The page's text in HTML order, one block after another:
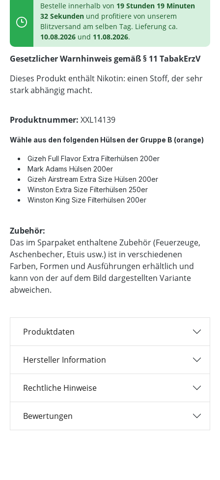
Bestelle innerhalb von 19 Stunden 19 Minuten
32 Sekunden und profitiere von unserem
Blitzversand am selben Tag. Lieferung ca.
10.08.2026 und 11.08.2026.
Gesetzlicher Warnhinweis gemäß § 11 TabakErzV
Dieses Produkt enthält Nikotin: einen Stoff, der sehr
stark abhängig macht.
Produktnummer: XXL14139
Wähle aus den folgenden Hülsen der Gruppe B (orange)
Gizeh Full Flavor Extra Filterhülsen 200er
Mark Adams Hülsen 200er
Gizeh Airstream Extra Size Hülsen 200er
Winston Extra Size Filterhülsen 250er
Winston King Size Filterhülsen 200er
Zubehör:
Das im Sparpaket enthaltene Zubehör (Feuerzeuge,
Aschenbecher, Etuis usw.) ist in verschiedenen
Farben, Formen und Ausführungen erhältlich und
kann von der auf dem Bild dargestellten Variante
abweichen.
Produktdaten
Hersteller Information
Rechtliche Hinweise
Bewertungen